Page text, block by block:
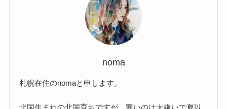
noma
札幌在住のnomaと申します。